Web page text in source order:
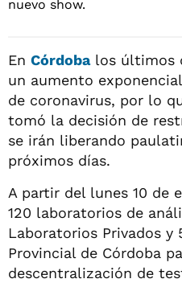
En Córdobalos últimos
un aumento
de coronavirus, por lo
tomó la decisión de
se irán liberando
próximos días.
A partir del lunes 10 de
120 laboratorios de
Laboratorios Privados y
Provincial de Córdoba
descentralización de